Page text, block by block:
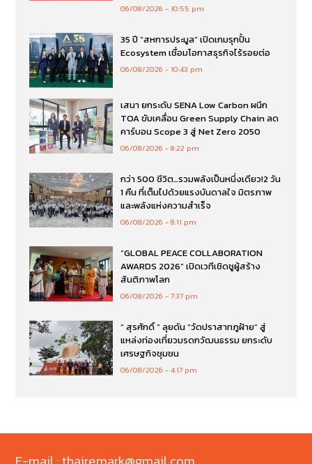
06/08/2026 10:55 pm
35 ปี “สหการประมูล” เปิดเกมรุกปั้น
Ecosystem เชื่อมโอกาสธุรกิจไร้รอยต่อ
06/08/2026 10:43 pm
เสนา ยกระดับ SENA Low Carbon ผนึก
TOA ขับเคลื่อน Green Supply Chain ลด
คาร์บอน Scope 3 สู่ Net Zero 2050
06/08/2026 8:22 pm
กว่า 500 ชีวิต…รวมพลังเป็นหนึ่งเดียว!2 วัน
1 คืน ที่เต็มไปด้วยแรงบันดาลใจ มิตรภาพ
และพลังแห่งความสำเร็จ
06/08/2026 8:11 pm
“GLOBAL PEACE COLLABORATION
AWARDS 2026” เปิดเวทีเชิดชูผู้สร้าง
สันติภาพโลก
06/08/2026 7:37 pm
“ สุรศักดิ์ ” ลุยดัน “วัดปราสาทภูฝ้าย” สู่
แหล่งท่องเที่ยวมรดกวัฒนธรรม ยกระดับ
เศรษฐกิจชุมชน
06/08/2026 4:17 pm